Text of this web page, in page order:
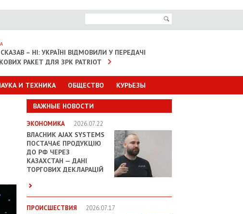
– НІ: УКРАЇНІ ВІДМОВИЛИ У ПЕРЕДАЧІ
РАКЕТ ДЛЯ ЗРК PATRIOT
И ТЕХНИКА ОБЩЕСТВО КУРЬЕЗЫ
ВАЖНЫЕ НОВОСТИ
ЭКОНОМИКА 2026.07.22
ВЛАСНИК AJAX SYSTEMS
ПОСТАЧАЄ ПРОДУКЦІЮ
ДО РФ ЧЕРЕЗ
КАЗАХСТАН — ДАНІ
ТОРГОВИХ ДЕКЛАРАЦІЙ
ПРОИСШЕСТВИЯ 2026.07.17